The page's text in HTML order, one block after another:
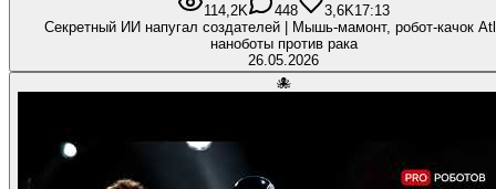
114,2K 448 3,6K17:13
Секретный ИИ напугал создателей | Мышь-мамонт, робот-качок
наноботы против рака
26.05.2026
🐙